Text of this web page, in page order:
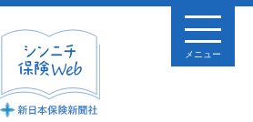
メニュー